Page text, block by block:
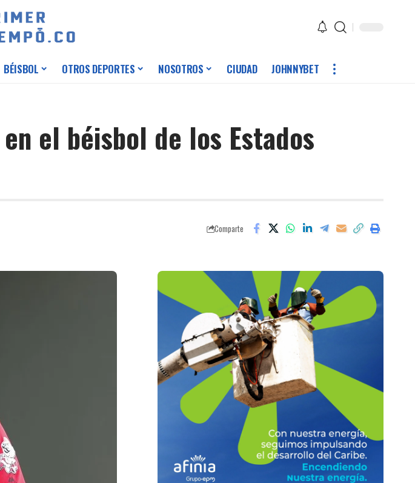
BÉISBOL OTROS DEPORTES NOSOTROS CIUDAD JOHNNYBET
el béisbol de los Estados
Comparte